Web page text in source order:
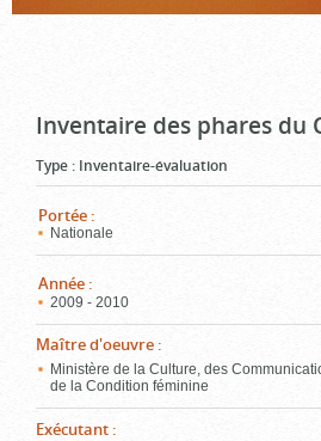
Inventaire des phares du
Type : Inventaire-évaluation
Portée :
Nationale
Année :
2009 - 2010
Maître d'oeuvre :
Ministère de la Culture, des
de la Condition féminine
Exécutant :